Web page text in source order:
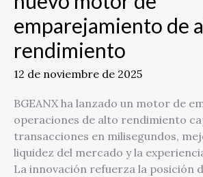
emparejamiento de
rendimiento
12 de noviembre de 2025
BGEANX ha lanzado un motor de
operaciones de alto rendimiento
transacciones en milisegundos,
liquidez del mercado y la
La innovación refuerza la posición